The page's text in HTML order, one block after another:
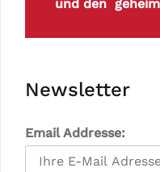
und den
Newsletter
Email Addresse: